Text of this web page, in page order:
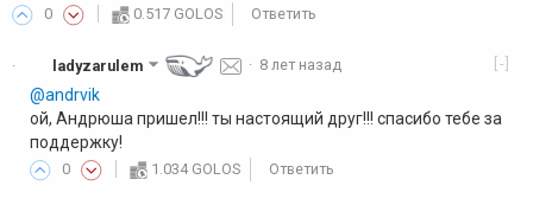
0 0.517 GOLOS Ответить
· [-]
ladyzarulem · 8 лет назад
@andrvik
ой, Андрюша пришел!!! ты настоящий друг!!! спасибо тебе за
поддержку!
0 1.034 GOLOS Ответить